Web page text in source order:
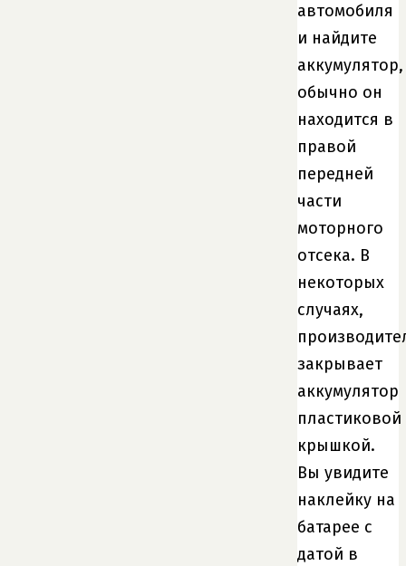
автомобиля
и найдите
аккумулятор,
обычно он
находится в
правой
передней
части
моторного
отсека. В
некоторых
случаях,
закрывает
аккумулятор
пластиковой
крышкой.
Вы увидите
наклейку на
батарее с
датой в